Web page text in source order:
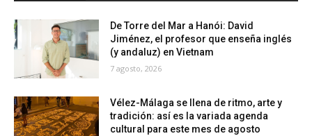
De Torre del Mar a Hanói: David
Jiménez, el profesor que enseña inglés
(y andaluz) en Vietnam
7 agosto, 2026
Vélez-Málaga se llena de ritmo, arte y
tradición: así es la variada agenda
cultural para este mes de agosto